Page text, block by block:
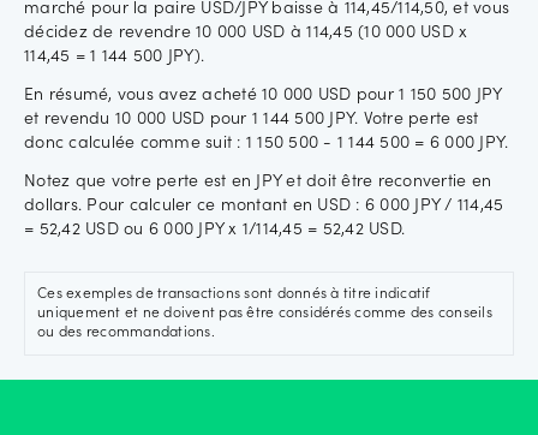
marché pour la paire USD/JPY baisse à 114,45/114,50, et vous
décidez de revendre 10 000 USD à 114,45 (10 000 USD x
114,45 = 1 144 500 JPY).
En résumé, vous avez acheté 10 000 USD pour 1 150 500 JPY
et revendu 10 000 USD pour 1 144 500 JPY. Votre perte est
donc calculée comme suit : 1 150 500 - 1 144 500 = 6 000 JPY.
Notez que votre perte est en JPY et doit être reconvertie en
dollars. Pour calculer ce montant en USD : 6 000 JPY / 114,45
= 52,42 USD ou 6 000 JPY x 1/114,45 = 52,42 USD.
Ces exemples de transactions sont donnés à titre indicatif
uniquement et ne doivent pas être considérés comme des conseils
ou des recommandations.